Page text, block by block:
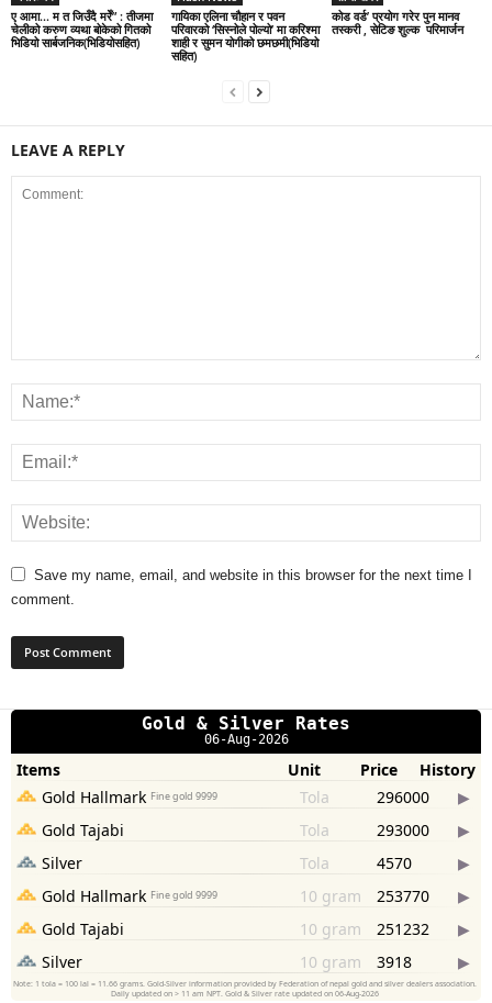
ए आमा… म त जिउँदै मरेँ” : तीजमा
चेलीको करुण व्यथा बोकेको गितको
भिडियो सार्बजनिक(भिडियोसहित)
गायिका एलिना चौहान र पवन
परिवारको ‘सिस्नोले पोल्यो’ मा करिश्मा
शाही र सुमन योगीको छमछमी(भिडियो
सहित)
कोड वर्ड’ प्रयोग गरेर पुन मानव
तस्करी , सेटिङ शुल्क परिमार्जन
LEAVE A REPLY
Save my name, email, and website in this browser for the next time I
comment.